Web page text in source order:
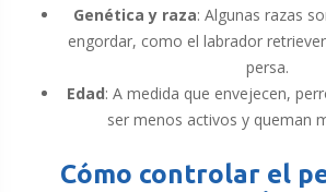
Genética y raza: Algunas razas
engordar, como el labrador
persa.
Edad: A medida que envejecen,
ser menos activos y queman
Cómo controlar el